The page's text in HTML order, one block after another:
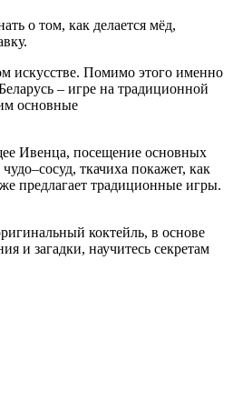
о том, как делается мёд,
искусстве. Помимо этого именно
– игре на традиционной
основные
Ивенца, посещение основных
ткачиха покажет, как
предлагает традиционные игры.
коктейль, в основе
и загадки, научитесь секретам